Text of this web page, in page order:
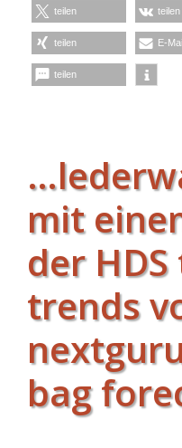
teilen teilen
teilen E-Mail
teilen
mit
der
trends
bag